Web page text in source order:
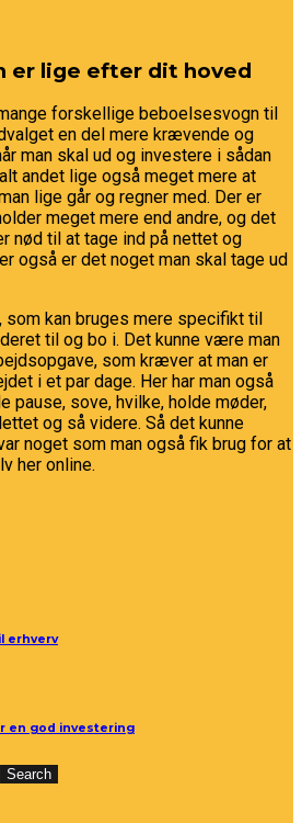
er lige efter dit hoved
forskellige beboelsesvogn til
en del mere krævende og
man skal ud og investere i sådan
andet lige også meget mere at
lige går og regner med. Der er
meget mere end andre, og det
nød til at tage ind på nettet og
også er det noget man skal tage ud
som kan bruges mere specifikt til
til og bo i. Det kunne være man
som kræver at man er
i et par dage. Her har man også
pause, sove, hvilke, holde møder,
og så videre. Så det kunne
noget som man også fik brug for at
her online.
erhverv
en god investering
Search